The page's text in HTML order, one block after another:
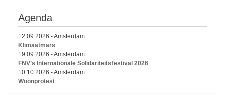
Agenda
12.09.2026 -Amsterdam
Klimaatmars
19.09.2026 -Amsterdam
FNV’s Internationale Solidariteitsfestival 2026
10.10.2026 -Amsterdam
Woonprotest